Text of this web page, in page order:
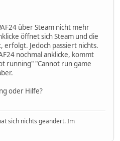
über Steam nicht mehr
öffnet sich Steam und die
erfolgt. Jedoch passiert nichts.
nochmal anklicke, kommt
running" "Cannot run game
oder Hilfe?
sich nichts geändert. Im